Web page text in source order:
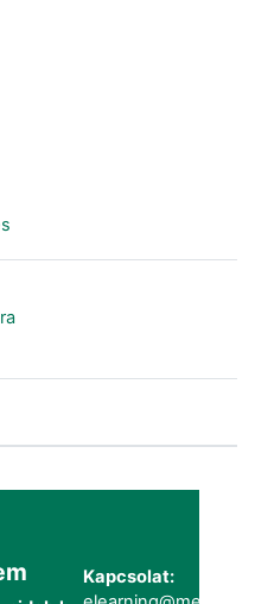
Kapcsolat: